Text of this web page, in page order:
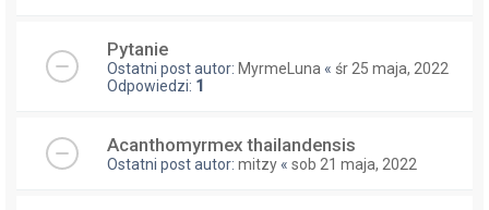
Pytanie
Ostatni post autor: MyrmeLuna « śr 25 maja, 2022
Odpowiedzi: 1
Acanthomyrmex thailandensis
Ostatni post autor: mitzy « sob 21 maja, 2022